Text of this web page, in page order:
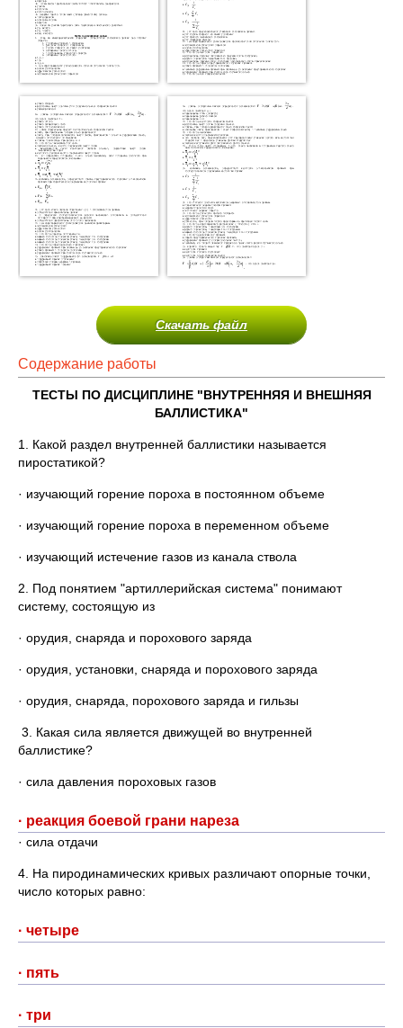
Скачать файл
Содержание работы
ТЕСТЫ ПО ДИСЦИПЛИНЕ "ВНУТРЕННЯЯ И ВНЕШНЯЯ
БАЛЛИСТИКА"
1. Какой раздел внутренней баллистики называется
пиростатикой?
· изучающий горение пороха в постоянном объеме
· изучающий горение пороха в переменном объеме
· изучающий истечение газов из канала ствола
2. Под понятием "артиллерийская система" понимают
систему, состоящую из
· орудия, снаряда и порохового заряда
· орудия, установки, снаряда и порохового заряда
· орудия, снаряда, порохового заряда и гильзы
3. Какая сила является движущей во внутренней
баллистике?
· сила давления пороховых газов
· реакция боевой грани нареза
· сила отдачи
4. На пиродинамических кривых различают опорные точки,
число которых равно:
· четыре
· пять
· три